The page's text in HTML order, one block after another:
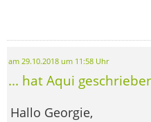
am 29.10.2018 um 11:58 Uhr
... hat Aqui
Hallo Georgie,